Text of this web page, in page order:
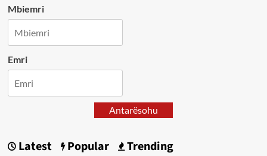
Mbiemri
Emri
Antarësohu
Latest Popular Trending